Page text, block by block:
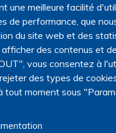
une meilleure facilité
de performance, que
du site web et des
des contenus et
vous consentez à
des types de
moment sous